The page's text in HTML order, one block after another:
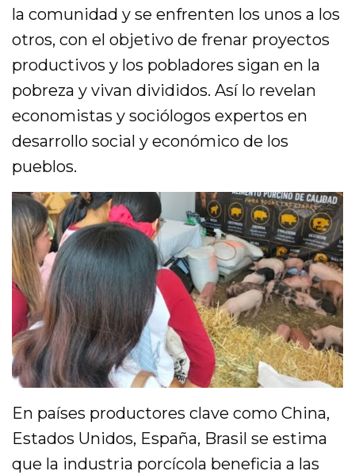
la comunidad y se enfrenten los unos a los
otros, con el objetivo de frenar proyectos
productivos y los pobladores sigan en la
pobreza y vivan divididos. Así lo revelan
economistas y sociólogos expertos en
desarrollo social y económico de los
pueblos.
En países productores clave como China,
Estados Unidos, España, Brasil se estima
que la industria porcícola beneficia a las